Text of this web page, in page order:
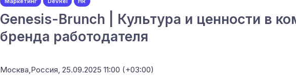
Genesis-Brunch | Культура и ценности в
бренда работодателя
Москва,Россия,25.09.2025 11:00 (+03:00)